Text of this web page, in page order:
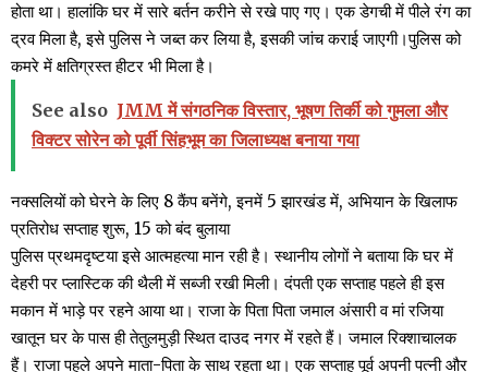
होता था। हालांकि घर में सारे बर्तन करीने से रखे पाए गए। एक डेगची में पीले रंग का
द्रव मिला है, इसे पुलिस ने जब्त कर लिया है, इसकी जांच कराई जाएगी।पुलिस को
कमरे में क्षतिग्रस्त हीटर भी मिला है।
See also JMM में संगठनिक विस्तार, भूषण तिर्की को गुमला और
विक्टर सोरेन को पूर्वी सिंहभूम का जिलाध्यक्ष बनाया गया
नक्सलियों को घेरने के लिए 8 कैंप बनेंगे, इनमें 5 झारखंड में, अभियान के खिलाफ
प्रतिरोध सप्ताह शुरू, 15 को बंद बुलाया
पुलिस प्रथमदृष्टया इसे आत्महत्या मान रही है। स्थानीय लोगों ने बताया कि घर में
देहरी पर प्लास्टिक की थैली में सब्जी रखी मिली। दंपती एक सप्ताह पहले ही इस
मकान में भाड़े पर रहने आया था। राजा के पिता पिता जमाल अंसारी व मां रजिया
खातून घर के पास ही तेतुलमुड़ी स्थित दाउद‌ नगर‌ में रहते हैं। जमाल रिक्शाचालक
हैं। राजा पहले अपने माता-पिता के साथ रहता था। एक सप्ताह पूर्व अपनी पत्नी और